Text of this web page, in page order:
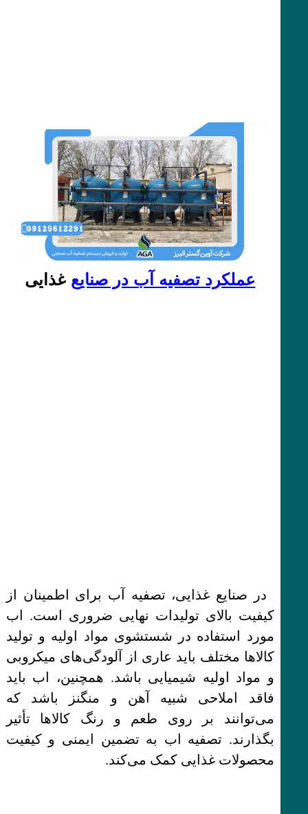
عملکرد تصفیه آب در صنایع غذایی
در صنایع غذایی، تصفیه آب برای اطمینان از
کیفیت بالای تولیدات نهایی ضروری است. اب
مورد استفاده در شستشوی مواد اولیه و تولید
کالاها مختلف باید عاری از آلودگی‌های میکروبی
و مواد اولیه شیمیایی باشد. همچنین، اب باید
فاقد املاحی شبیه آهن و منگنز باشد که
می‌توانند بر روی طعم و رنگ کالاها تأثیر
بگذارند. تصفیه اب به تضمین ایمنی و کیفیت
محصولات غذایی کمک می‌کند.